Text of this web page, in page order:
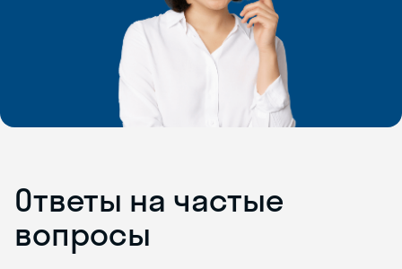
Ответы на частые
вопросы